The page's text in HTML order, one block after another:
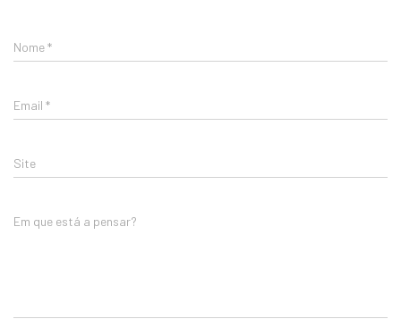
Nome*
Email *
Site
Em que está a pensar?